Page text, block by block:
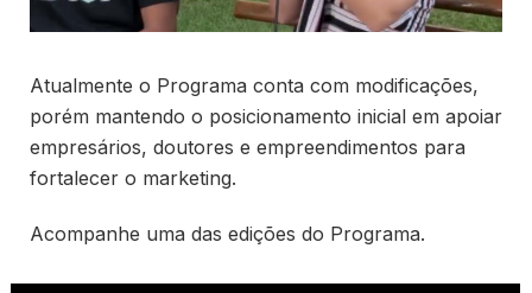
Atualmente o Programa conta com modificações,
porém mantendo o posicionamento inicial em apoiar
empresários, doutores e empreendimentos para
fortalecer o marketing.
Acompanhe uma das edições do Programa.